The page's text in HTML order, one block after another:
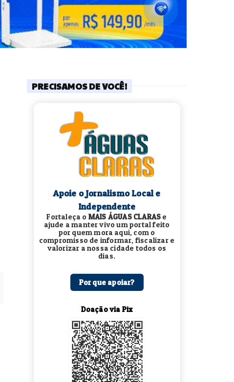
PRECISAMOS DE VOCÊ!
Apoie o Jornalismo Local e
Independente
Fortaleça o MAIS ÁGUAS CLARAS e
ajude a manter vivo um portal feito
por quem mora aqui, com o
compromisso de informar, fiscalizar e
valorizar a nossa cidade todos os
dias.
Por que apoiar?
Doação via Pix